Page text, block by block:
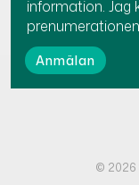
information. Jag
© 2026